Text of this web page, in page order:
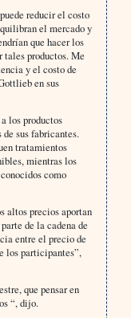
reducir el costo
el mercado y
que hacer los
productos. Me
y el costo de
en sus
los productos
sus fabricantes.
tratamientos
mientras los
como
altos precios aportan
de la cadena de
entre el precio de
los participantes”,
que pensar en
“, dijo.